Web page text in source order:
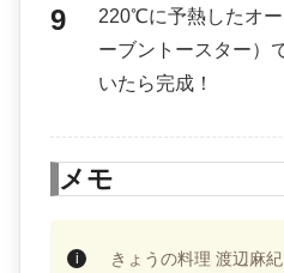
220℃に予熱したオ
ーブントースター）
いたら完成！
メモ
きょうの料理 渡辺麻紀